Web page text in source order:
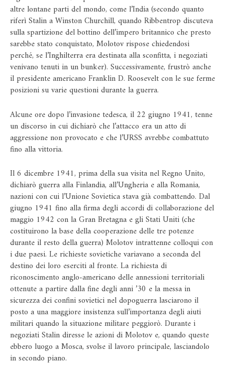
altre lontane parti del mondo, come l’India (secondo quanto
riferì Stalin a Winston Churchill, quando Ribbentrop discuteva
sulla spartizione del bottino dell’impero britannico che presto
sarebbe stato conquistato, Molotov rispose chiedendosi
perché, se l’Inghilterra era destinata alla sconfitta, i negoziati
venivano tenuti in un bunker). Successivamente, frustrò anche
il presidente americano Franklin D. Roosevelt con le sue ferme
posizioni su varie questioni durante la guerra.
Alcune ore dopo l’invasione tedesca, il 22 giugno 1941, tenne
un discorso in cui dichiarò che l’attacco era un atto di
aggressione non provocato e che l’URSS avrebbe combattuto
fino alla vittoria.
Il 6 dicembre 1941, prima della sua visita nel Regno Unito,
dichiarò guerra alla Finlandia, all’Ungheria e alla Romania,
nazioni con cui l’Unione Sovietica stava già combattendo. Dal
giugno 1941 fino alla firma degli accordi di collaborazione del
maggio 1942 con la Gran Bretagna e gli Stati Uniti (che
costituirono la base della cooperazione delle tre potenze
durante il resto della guerra) Molotov intrattenne colloqui con
i due paesi. Le richieste sovietiche variavano a seconda del
destino dei loro eserciti al fronte. La richiesta di
riconoscimento anglo-americano delle annessioni territoriali
ottenute a partire dalla fine degli anni ’30 e la messa in
sicurezza dei confini sovietici nel dopoguerra lasciarono il
posto a una maggiore insistenza sull’importanza degli aiuti
militari quando la situazione militare peggiorò. Durante i
negoziati Stalin diresse le azioni di Molotov e, quando queste
ebbero luogo a Mosca, svolse il lavoro principale, lasciandolo
in secondo piano.